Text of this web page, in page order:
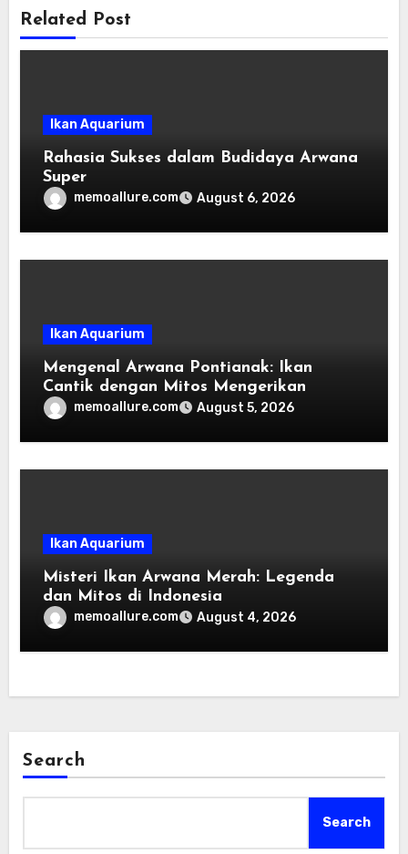
Related Post
Ikan Aquarium
Rahasia Sukses dalam Budidaya Arwana
Super
memoallure.com August 6, 2026
Ikan Aquarium
Mengenal Arwana Pontianak: Ikan
Cantik dengan Mitos Mengerikan
memoallure.com August 5, 2026
Ikan Aquarium
Misteri Ikan Arwana Merah: Legenda
dan Mitos di Indonesia
memoallure.com August 4, 2026
Search
Search